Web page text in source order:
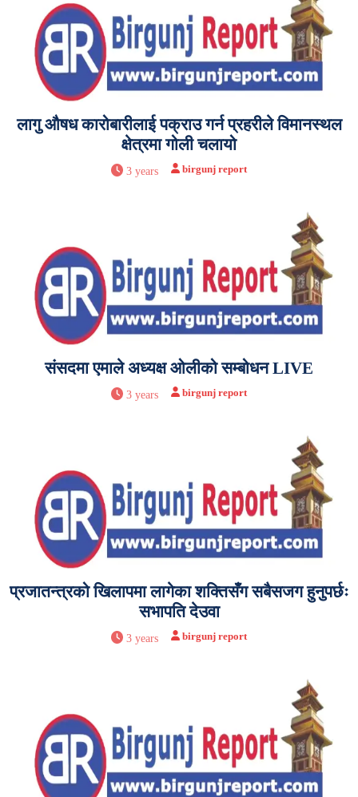
लागु औषध कारोबारीलाई पक्राउ गर्न प्रहरीले विमानस्थल
क्षेत्रमा गोली चलायो
3 years birgunj report
संसदमा एमाले अध्यक्ष ओलीको सम्बोधन LIVE
3 years birgunj report
प्रजातन्त्रको खिलापमा लागेका शक्तिसँग सबैसजग हुनुपर्छः
सभापति देउवा
3 years birgunj report